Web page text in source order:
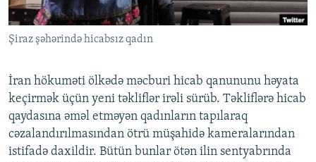
AZADLIQRADIOSU MOBIL TELEFONUNUZDA
BIZIMLƏ ƏLAQƏ
RFE/RL-in bütün saytları
Şiraz şəhərində hicabsız qadın
İran hökuməti ölkədə məcburi hicab qanununu həyata
keçirmək üçün yeni təkliflər irəli sürüb. Təkliflərə hicab
qaydasına əməl etməyən qadınların tapılaraq
cəzalandırılmasından ötrü müşahidə kameralarından
istifadə daxildir. Bütün bunlar ötən ilin sentyabrında